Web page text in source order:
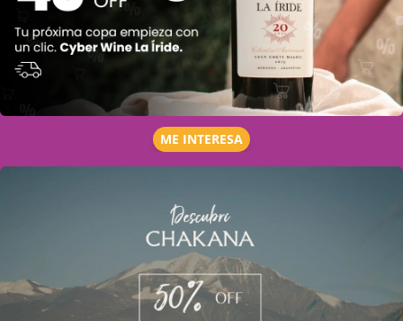
ME INTERESA